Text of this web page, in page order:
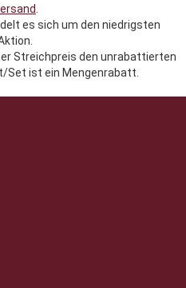
.
es sich um den niedrigsten
Streichpreis den unrabattierten
Set ist ein Mengenrabatt.